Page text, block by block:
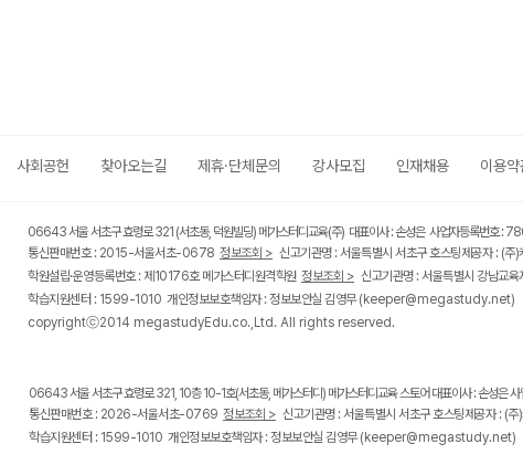
사회공헌 찾아오는길 제휴·단체문의 강사모집 인재채용 이용약
06643 서울 서초구 효령로 321 (서초동, 덕원빌딩) 메가스터디교육(주) 대표이사 : 손성은 사업자등록번호
통신판매번호 : 2015-서울서초-0678 정보조회 > 신고기관명 : 서울특별시 서초구 호스팅제공자 : (주)
학원설립·운영등록번호 : 제10176호 메가스터디원격학원 정보조회 > 신고기관명 : 서울특별시 강남교육
학습지원센터 : 1599-1010 개인정보보호책임자 : 정보보안실 김영무(keeper@megastudy.net)
copyrightⓒ2014 megastudyEdu.co.,Ltd. All rights reserved.
06643 서울 서초구 효령로 321, 10층 10-1호(서초동, 메가스터디) 메가스터디교육 스토어 대표이사 : 손성
통신판매번호 : 2026-서울서초-0769 정보조회 > 신고기관명 : 서울특별시 서초구 호스팅제공자 : (주)
학습지원센터 : 1599-1010 개인정보보호책임자 : 정보보안실 김영무(keeper@megastudy.net)